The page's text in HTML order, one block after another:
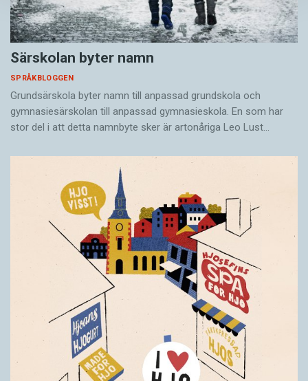
Särskolan byter namn
SPRÅKBLOGGEN
Grundsärskola byter namn till anpassad grundskola och
gymnasiesärskolan till anpassad gymnasieskola. En som har
stor del i att detta namnbyte sker är artonåriga Leo Lust…